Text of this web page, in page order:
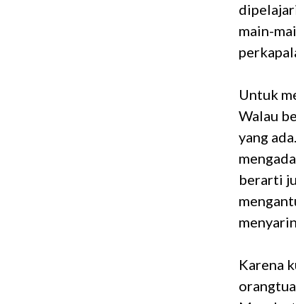
main-
Untuk
Walau
yang
berarti
Karena